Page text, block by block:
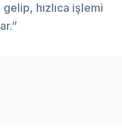
gelip, hızlıca işlemi
”